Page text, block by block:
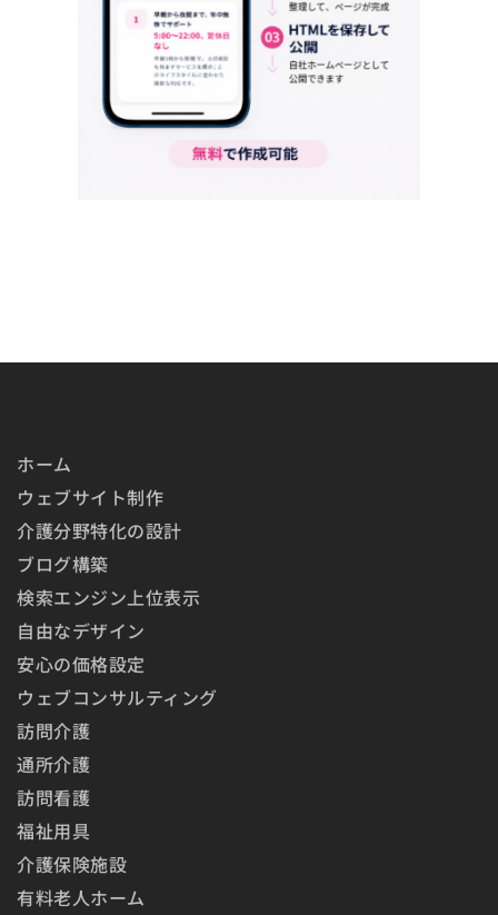
ホーム
ウェブサイト制作
介護分野特化の設計
ブログ構築
検索エンジン上位表示
自由なデザイン
安心の価格設定
ウェブコンサルティング
訪問介護
通所介護
訪問看護
福祉用具
介護保険施設
有料老人ホーム